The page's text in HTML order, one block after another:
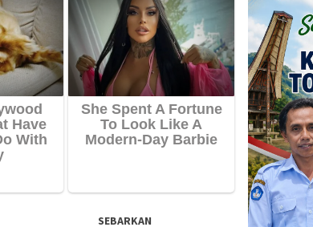
SEBARKAN